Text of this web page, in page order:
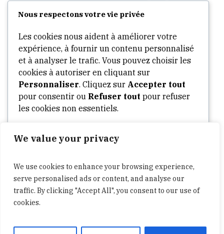
We value your privacy
We use cookies to enhance your browsing experience,
serve personalised ads or content, and analyse our
traffic. By clicking "Accept All", you consent to our use of
cookies.
Nous respectons votre vie privée
Les cookies nous aident à améliorer votre
expérience, à fournir un contenu personnalisé
et à analyser le trafic. Vous pouvez choisir les
cookies à autoriser en cliquant sur
Personnaliser. Cliquez sur Accepter tout
pour consentir ou Refuser tout pour refuser
les cookies non essentiels.
Personnaliser
Arts
Culture
Opinion
Stories
World
Business
A propos Widgets Contactez-nous